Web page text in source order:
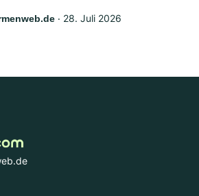
‧ 28. Juli 2026